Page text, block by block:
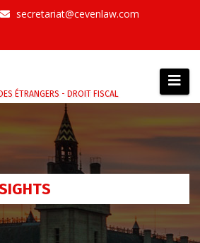
secretariat@cevenlaw.com
ÉTRANGERS - DROIT FISCAL